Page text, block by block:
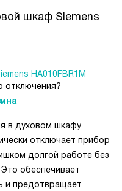
шкаф Siemens
HA010FBR1M
отключения?
в духовом шкафу
отключает прибор
долгой работе без
обеспечивает
и предотвращает